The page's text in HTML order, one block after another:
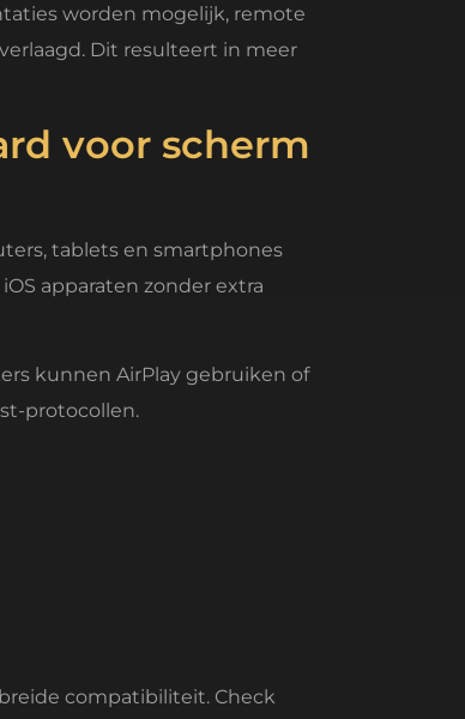
worden mogelijk, remote
Dit resulteert in meer
voor scherm
tablets en smartphones
apparaten zonder extra
kunnen AirPlay gebruiken of
protocollen.
compatibiliteit. Check